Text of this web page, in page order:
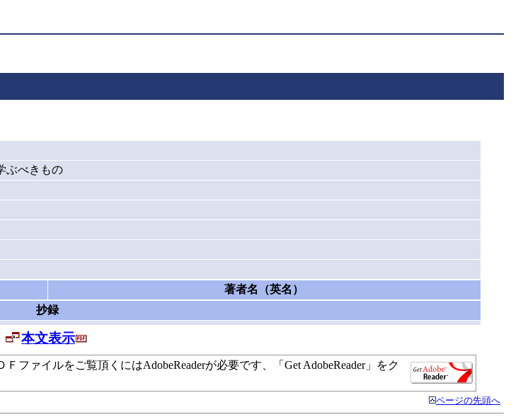
ぶべきもの
著者名（英名）
抄録
本文表示
ァイルをご覧頂くにはAdobeReaderが必要です、「Get AdobeReader」をク
ページの先頭へ